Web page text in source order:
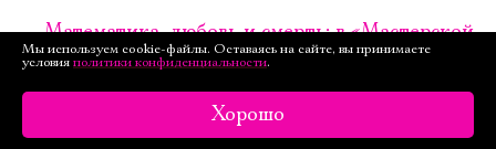
Математика, любовь и смерть: в «Мастерской
Петра Фоменко» представили новую
«Аркадию»
«mos.ru», 7.03.2025
Мы используем cookie-файлы. Оставаясь на сайте, вы принимаете
условия политики конфиденциальности.
Хорошо